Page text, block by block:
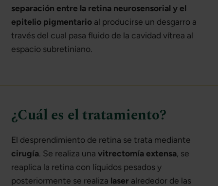
separación entre la retina neurosensorial y el
epitelio pigmentario al producirse un desgarro a
través del cual pasa fluido de la cavidad vítrea al
espacio subretiniano.
¿Cuál es el tratamiento?
El desprendimiento de retina se trata mediante
cirugía. Se realiza unavitrectomía extensa, se
reaplica la retina con líquidos pesados y
posteriormente se realiza laser alrededor de las